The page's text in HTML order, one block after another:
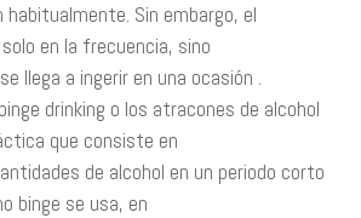
habitualmente. Sin embargo, el
en la frecuencia, sino
llega a ingerir en una ocasión .
drinking o los atracones de alcohol
que consiste en
de alcohol en un periodo corto
binge se usa, en